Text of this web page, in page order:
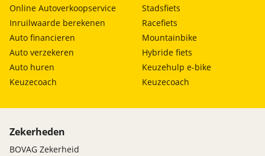
Online Autoverkoopservice
Inruilwaarde berekenen
Auto financieren
Auto verzekeren
Auto huren
Keuzecoach
Stadsfiets
Racefiets
Mountainbike
Hybride fiets
Keuzehulp e-bike
Keuzecoach
Zekerheden
BOVAG Zekerheid